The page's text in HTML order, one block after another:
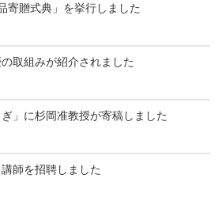
寄贈式典」を挙行しました
取組みが紹介されました
」に杉岡准教授が寄稿しました
師を招聘しました